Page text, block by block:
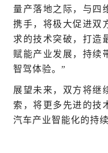
量产落地之际，与四
携手，将极大促进双
求的技术突破，打造
赋能产业发展，持续
智驾体验。”
展望未来，双方将继
索，将更多先进的技
汽车产业智能化的持续